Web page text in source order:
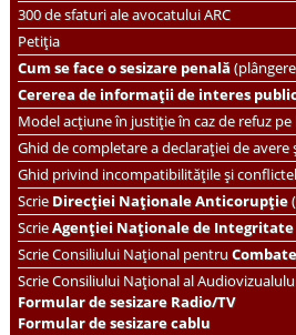
300 de sfaturi ale avocatului ARC
Petiția
Cum se face o sesizare penală
Cererea de informații de interes
Model acțiune în justiție în caz de refuz pe
Ghid de completare a declarației de avere
Ghid privind incompatibilitățile și
ScrieDirecției Naționale Anticorupție
ScrieAgenției Naționale de Integritate
ScrieConsiliului Național pentru
Scrie Consiliului Național al
Formular de sesizare Radio/TV
Formular de sesizare cablu